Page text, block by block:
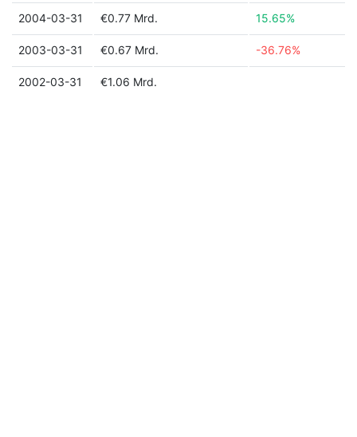
2004-03-31 €0.77 Mrd. 15.65%
2003-03-31 €0.67 Mrd. -36.76%
2002-03-31 €1.06 Mrd.